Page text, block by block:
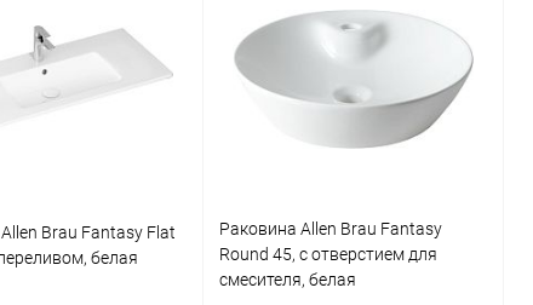
в 1 клик Сравнение
Недоступно
Купить в 1 клик
В избранное Под заказ
Brau Fantasy Flat
белая
Раковина Allen Brau Fantasy
Round 45, с отверстием для
смесителя, белая